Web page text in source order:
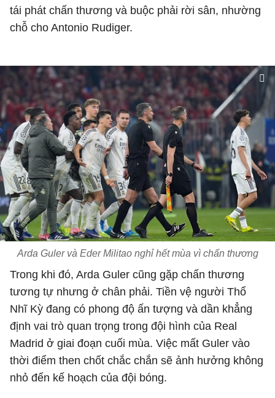
tái phát chấn thương và buộc phải rời sân, nhường
chỗ cho Antonio Rudiger.
Arda Guler và Eder Militao nghỉ hết mùa vì chấn thương
Trong khi đó, Arda Guler cũng gặp chấn thương
tương tự nhưng ở chân phải. Tiền vệ người Thổ
Nhĩ Kỳ đang có phong độ ấn tượng và dần khẳng
định vai trò quan trọng trong đội hình của Real
Madrid ở giai đoạn cuối mùa. Việc mất Guler vào
thời điểm then chốt chắc chắn sẽ ảnh hưởng không
nhỏ đến kế hoạch của đội bóng.